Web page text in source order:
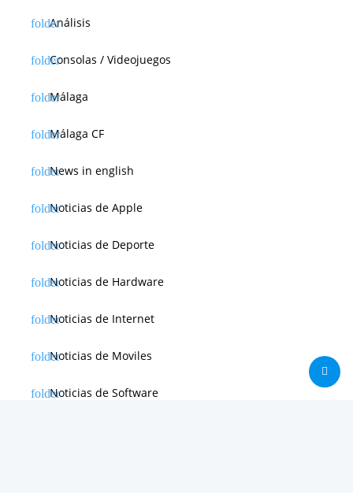
Análisis
Consolas / Videojuegos
Málaga
Málaga CF
News in english
Noticias de Apple
Noticias de Deporte
Noticias de Hardware
Noticias de Internet
Noticias de Moviles
Noticias de Software